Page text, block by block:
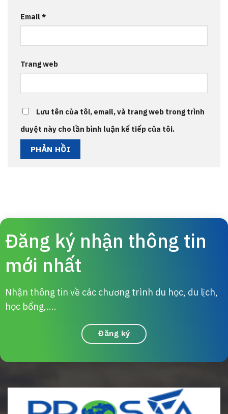
Email*
Trang web
Lưu tên của tôi, email, và trang web trong trình
duyệt này cho lần bình luận kế tiếp của tôi.
Đăng ký nhận thông tin
mới nhất
Nhận thông tin về các chương trình du học, du lịch,
học bổng,....
Đăng ký